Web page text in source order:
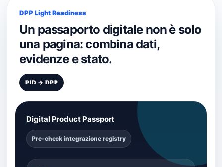
DPP Light Readiness
Un passaporto digitale non è solo
una pagina: combina dati,
evidenze e stato.
PID → DPP
Digital Product Passport
Pre-check integrazione registry